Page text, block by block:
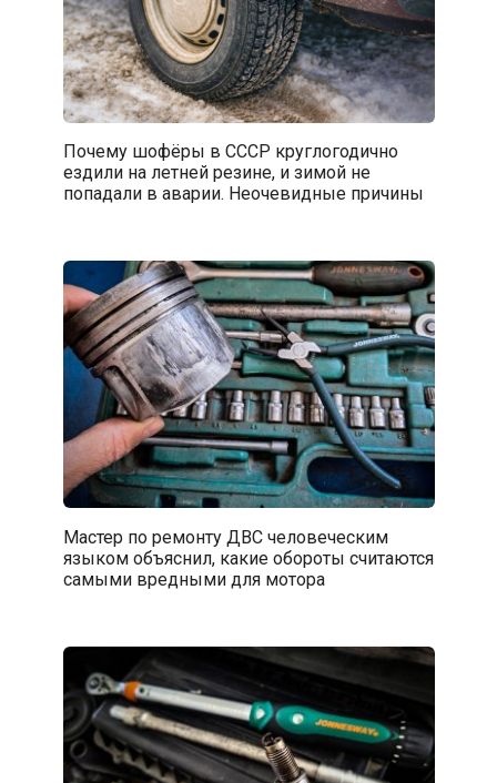
Почему шофёры в СССР круглогодично
ездили на летней резине, и зимой не
попадали в аварии. Неочевидные причины
Мастер по ремонту ДВС человеческим
языком объяснил, какие обороты считаются
самыми вредными для мотора